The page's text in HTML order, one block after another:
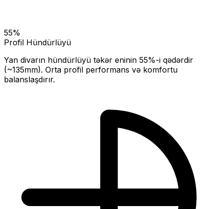
55%
Profil Hündürlüyü
Yan divarın hündürlüyü təkər eninin 55%-i qədərdir
(~135mm). Orta profil performans və komfortu
balanslaşdırır.